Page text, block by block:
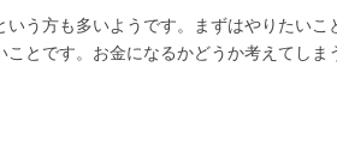
う方も多いようです。まずはやりたいこ
とです。お金になるかどうか考えてしま